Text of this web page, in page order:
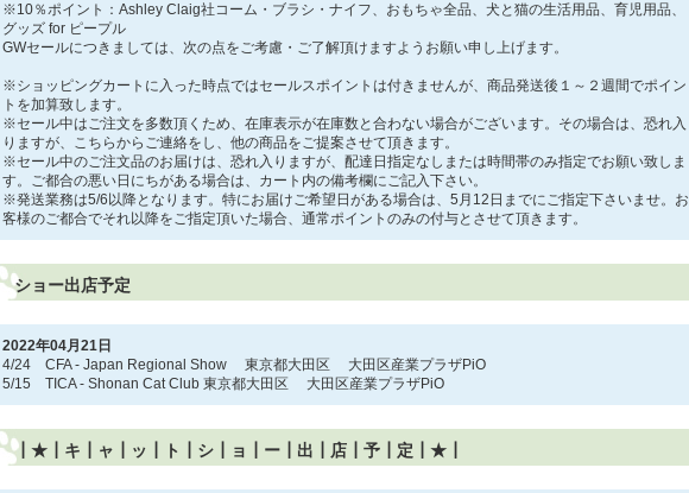
※10％ポイント：Ashley Claig社コーム・ブラシ・ナイフ、おもちゃ全品、犬と猫の生活用品、育児用品、
グッズ for ピープル
GWセールにつきましては、次の点をご考慮・ご了解頂けますようお願い申し上げます。
※ショッピングカートに入った時点ではセールスポイントは付きませんが、商品発送後１～２週間でポイン
トを加算致します。
※セール中はご注文を多数頂くため、在庫表示が在庫数と合わない場合がございます。その場合は、恐れ入
りますが、こちらからご連絡をし、他の商品をご提案させて頂きます。
※セール中のご注文品のお届けは、恐れ入りますが、配達日指定なしまたは時間帯のみ指定でお願い致しま
す。ご都合の悪い日にちがある場合は、カート内の備考欄にご記入下さい。
※発送業務は5/6以降となります。特にお届けご希望日がある場合は、5月12日までにご指定下さいませ。お
客様のご都合でそれ以降をご指定頂いた場合、通常ポイントのみの付与とさせて頂きます。
ショー出店予定
2022年04月21日
4/24 CFA - Japan Regional Show 東京都大田区 大田区産業プラザPiO
5/15 TICA - Shonan Cat Club 東京都大田区 大田区産業プラザPiO
┃★┃キ┃ャ┃ッ┃ト┃シ┃ョ┃ー┃出┃店┃予┃定┃★┃